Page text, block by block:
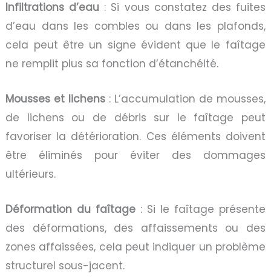
Infiltrations d’eau : Si vous constatez des fuites
d’eau dans les combles ou dans les plafonds,
cela peut être un signe évident que le faîtage
ne remplit plus sa fonction d’étanchéité.
Mousses et lichens : L’accumulation de mousses,
de lichens ou de débris sur le faîtage peut
favoriser la détérioration. Ces éléments doivent
être éliminés pour éviter des dommages
ultérieurs.
Déformation du faîtage : Si le faîtage présente
des déformations, des affaissements ou des
zones affaissées, cela peut indiquer un problème
structurel sous-jacent.